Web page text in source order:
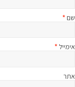
שם*
אימייל *
אתר